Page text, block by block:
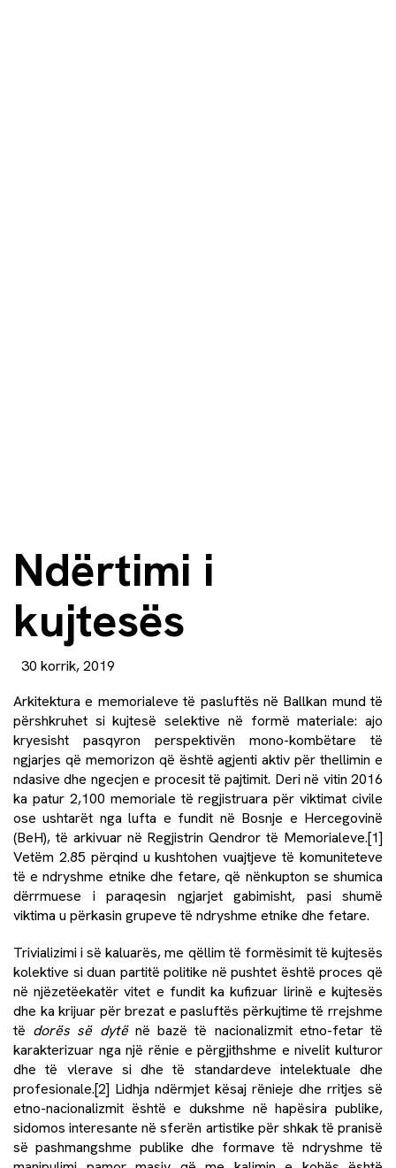
Ndërtimi i
kujtesës
30 korrik, 2019
Arkitektura e memorialeve të pasluftës në Ballkan mund të
përshkruhet si kujtesë selektive në formë materiale: ajo
kryesisht pasqyron perspektivën mono-kombëtare të
ngjarjes që memorizon që është agjenti aktiv për thellimin e
ndasive dhe ngecjen e procesit të pajtimit. Deri në vitin 2016
ka patur 2,100 memoriale të regjistruara për viktimat civile
ose ushtarët nga lufta e fundit në Bosnje e Hercegovinë
(BeH), të arkivuar në Regjistrin Qendror të Memorialeve.[1]
Vetëm 2.85 përqind u kushtohen vuajtjeve të komuniteteve
të e ndryshme etnike dhe fetare, që nënkupton se shumica
dërrmuese i paraqesin ngjarjet gabimisht, pasi shumë
viktima u përkasin grupeve të ndryshme etnike dhe fetare.
Trivializimi i së kaluarës, me qëllim të formësimit të kujtesës
kolektive si duan partitë politike në pushtet është proces që
në njëzetëekatër vitet e fundit ka kufizuar lirinë e kujtesës
dhe ka krijuar për brezat e pasluftës përkujtime të rrejshme
të dorës së dytënë bazë të nacionalizmit etno-fetar të
karakterizuar nga një rënie e përgjithshme e nivelit kulturor
dhe të vlerave si dhe të standardeve intelektuale dhe
profesionale.[2] Lidhja ndërmjet kësaj rënieje dhe rritjes së
etno-nacionalizmit është e dukshme në hapësira publike,
sidomos interesante në sferën artistike për shkak të pranisë
së pashmangshme publike dhe formave të ndryshme të